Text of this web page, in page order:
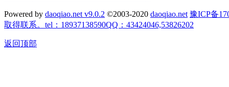
Powered by daoqiao.net v9.0.2 ©2003-2020 daoqiao.net 豫ICP备
取得联系。tel：18937138590QQ：43424046,53826202
返回顶部